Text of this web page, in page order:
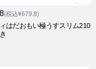
(税込¥679.8)
はだおもい極うすスリム210